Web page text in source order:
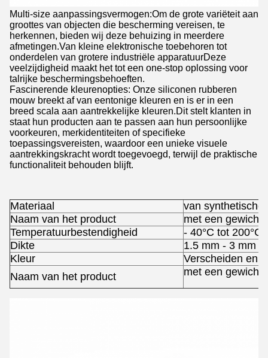
Multi-size aanpassingsvermogen:Om de grote variëteit aan
groottes van objecten die bescherming vereisen, te
herkennen, bieden wij deze behuizing in meerdere
afmetingen.Van kleine elektronische toebehoren tot
onderdelen van grotere industriële apparatuurDeze
veelzijdigheid maakt het tot een one-stop oplossing voor
talrijke beschermingsbehoeften.
Fascinerende kleurenopties: Onze siliconen rubberen
mouw breekt af van eentonige kleuren en is er in een
breed scala aan aantrekkelijke kleuren.Dit stelt klanten in
staat hun producten aan te passen aan hun persoonlijke
voorkeuren, merkidentiteiten of specifieke
toepassingsvereisten, waardoor een unieke visuele
aantrekkingskracht wordt toegevoegd, terwijl de praktische
functionaliteit behouden blijft.
Materiaal
van synthetische
Naam van het product
met een gewicht
Temperatuurbestendigheid
- 40°C tot 200°C
Dikte
1.5 mm - 3 mm
Kleur
Verscheiden en
Naam van het product
met een gewicht